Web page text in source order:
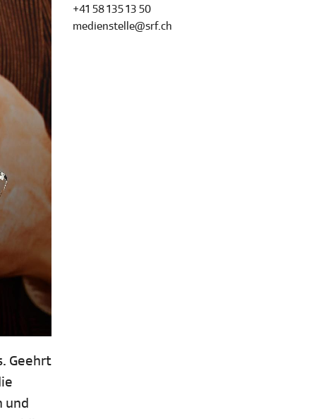
Geehrt
und
+41 58 135 13 50
medienstelle@srf.ch